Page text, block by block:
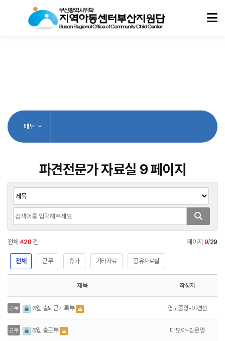
메뉴
파견전문가 자료실 9 페이지
전체 428 건 페이지 9/29
전체 근무 휴가 기타자료 공유자료실
제목 작성자
근무 6월 출퇴근기록부 영도중앙-이경선
근무 6월 출근부 다모아-김은영